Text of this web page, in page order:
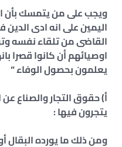
ويجب على من يتمسك بأن
اليمين على انه ادى
القاضى من تلقاء نفسه
اوصيائهم أن كانوا قصرا
يعلمون بحصول الوفاء “
أ‌) حقوق التجار والصناع
يتجرون فيها :
ومن ذلك ما يورده البقال